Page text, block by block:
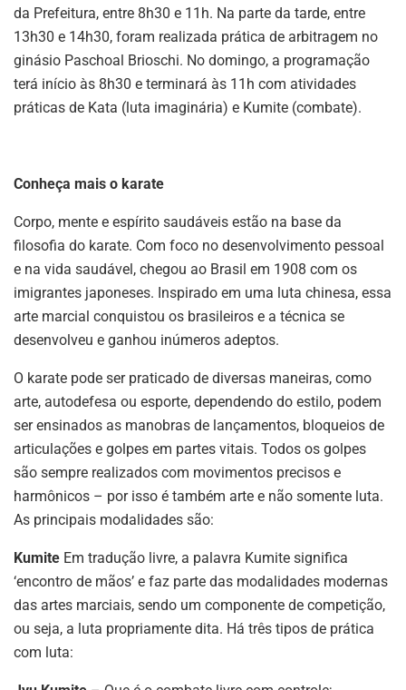
da Prefeitura, entre 8h30 e 11h. Na parte da tarde, entre
13h30 e 14h30, foram realizada prática de arbitragem no
ginásio Paschoal Brioschi. No domingo, a programação
terá início às 8h30 e terminará às 11h com atividades
práticas de Kata (luta imaginária) e Kumite (combate).
Conheça mais o karate
Corpo, mente e espírito saudáveis estão na base da
filosofia do karate. Com foco no desenvolvimento pessoal
e na vida saudável, chegou ao Brasil em 1908 com os
imigrantes japoneses. Inspirado em uma luta chinesa, essa
arte marcial conquistou os brasileiros e a técnica se
desenvolveu e ganhou inúmeros adeptos.
O karate pode ser praticado de diversas maneiras, como
arte, autodefesa ou esporte, dependendo do estilo, podem
ser ensinados as manobras de lançamentos, bloqueios de
articulações e golpes em partes vitais. Todos os golpes
são sempre realizados com movimentos precisos e
harmônicos – por isso é também arte e não somente luta.
As principais modalidades são:
Kumite Em tradução livre, a palavra Kumite significa
‘encontro de mãos’ e faz parte das modalidades modernas
das artes marciais, sendo um componente de competição,
ou seja, a luta propriamente dita. Há três tipos de prática
com luta: